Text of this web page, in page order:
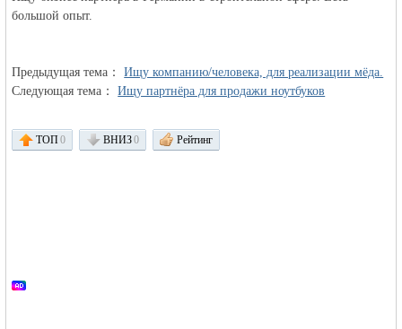
Германии -
большой опыт.
Предыдущая тема：Ищу компанию/человека, для реализации мёда.
Следующая тема：Ищу партнёра для продажи ноутбуков
ТОП0 ВНИЗ0 Рейтинг